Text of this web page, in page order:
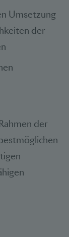
Umsetzung
der
der